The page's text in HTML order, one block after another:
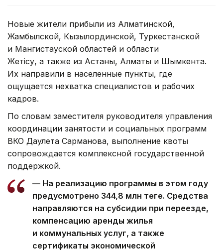
Новые жители прибыли из Алматинской,
Жамбылской, Кызылординской, Туркестанской
и Мангистауской областей и области
Жетiсу, а также из Астаны, Алматы и Шымкента.
Их направили в населенные пункты, где
ощущается нехватка специалистов и рабочих
кадров.
По словам заместителя руководителя управления
координации занятости и социальных программ
ВКО Даулета Сарманова, выполнение квоты
сопровождается комплексной государственной
поддержкой.
— На реализацию программы в этом году
предусмотрено 344,8 млн теңге. Средства
направляются на субсидии при переезде,
компенсацию аренды жилья
и коммунальных услуг, а также
сертификаты экономической